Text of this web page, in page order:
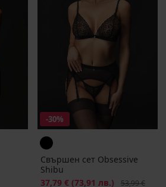
-30%
Свършен сет Obsessive
Shibu
Намаление
37,79 € (73,91 лв.)
53,99 €